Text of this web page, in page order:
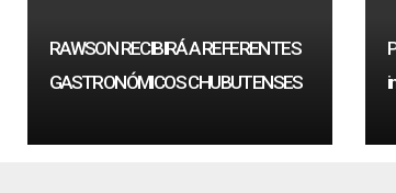
RAWSON RECIBIRÁ A REFERENTES
GASTRONÓMICOS CHUBUTENSES